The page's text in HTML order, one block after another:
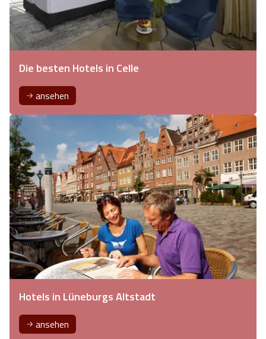
Die besten Hotels in Celle
ansehen
Hotels in Lüneburgs Altstadt
ansehen